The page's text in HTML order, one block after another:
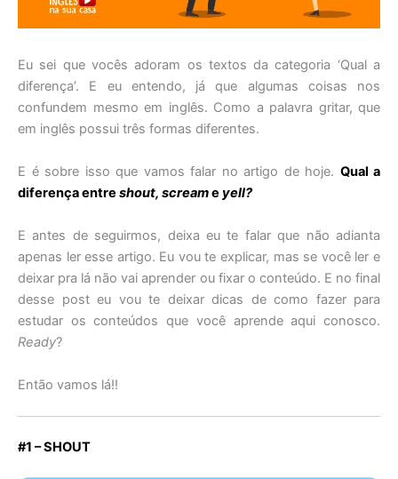
Eu sei que vocês adoram os textos da categoria ‘Qual a
diferença’. E eu entendo, já que algumas coisas nos
confundem mesmo em inglês. Como a palavra gritar, que
em inglês possui três formas diferentes.
E é sobre isso que vamos falar no artigo de hoje. Qual a
diferença entre shout, screame yell?
E antes de seguirmos, deixa eu te falar que não adianta
apenas ler esse artigo. Eu vou te explicar, mas se você ler e
deixar pra lá não vai aprender ou fixar o conteúdo. E no final
desse post eu vou te deixar dicas de como fazer para
estudar os conteúdos que você aprende aqui conosco.
Ready?
Então vamos lá!!
#1 – SHOUT